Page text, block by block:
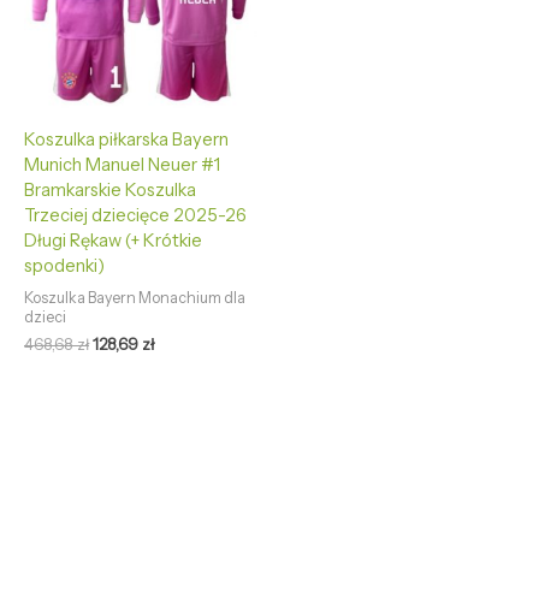
Koszulka piłkarska Bayern
Munich Manuel Neuer #1
Bramkarskie Koszulka
Trzeciej dziecięce 2025-26
Długi Rękaw (+ Krótkie
spodenki)
Koszulka Bayern Monachium dla
dzieci
468,68zł128,69 zł